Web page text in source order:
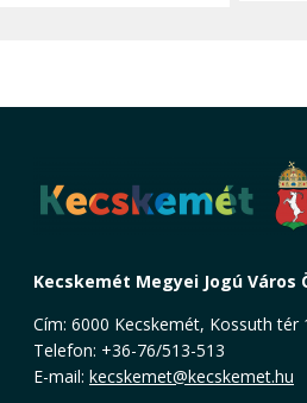
Kecskemét Megyei Jogú Város
Cím: 6000 Kecskemét, Kossuth tér
Telefon: +36-76/513-513
E-mail: kecskemet@kecskemet.hu